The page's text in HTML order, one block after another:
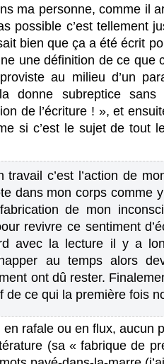
ma personne, comme il
possible c’est tellement
bien que ça a été écrit
une définition de ce que
au milieu d’un
donne subreptice sans
de l’écriture ! », et
si c’est le sujet de tout
travail c’est l’action de
dans mon corps comme
de mon
revivre ce sentiment
avec la lecture il y a
au temps alors
ont dû rester.
de ce qui la première fois
rafale ou en flux, aucun
(sa « fabrique de